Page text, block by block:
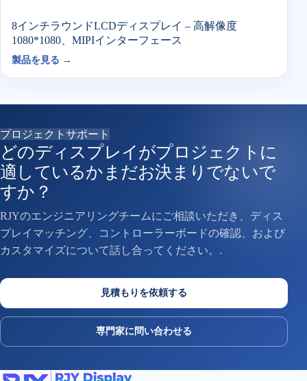
8インチラウンドLCDディスプレイ – 高解像度
1080*1080、MIPIインターフェース
製品を見る →
プロジェクトサポート
どのディスプレイがプロジェクトに
適しているかまだお決まりでないで
すか？
RJYのエンジニアリングチームにご相談いただき、ディス
プレイマッチング、コントローラーボードの確認、および
カスタマイズについて話し合ってください。.
見積もりを依頼する
専門家に問い合わせる